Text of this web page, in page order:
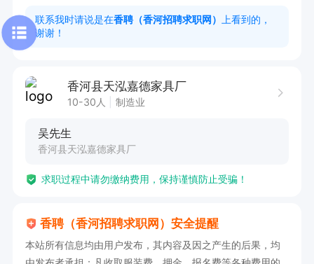
联系我时请说是在香聘（香河招聘求职网）
上看到的，
谢谢！
香河县天泓嘉德家具厂
10-30人 制造业
吴先生
香河县天泓嘉德家具厂
求职过程中请勿缴纳费用，保持谨慎防止受骗！
香聘（香河招聘求职网）安全提醒
本站所有信息均由用户发布，其内容及因之产生的后果，均